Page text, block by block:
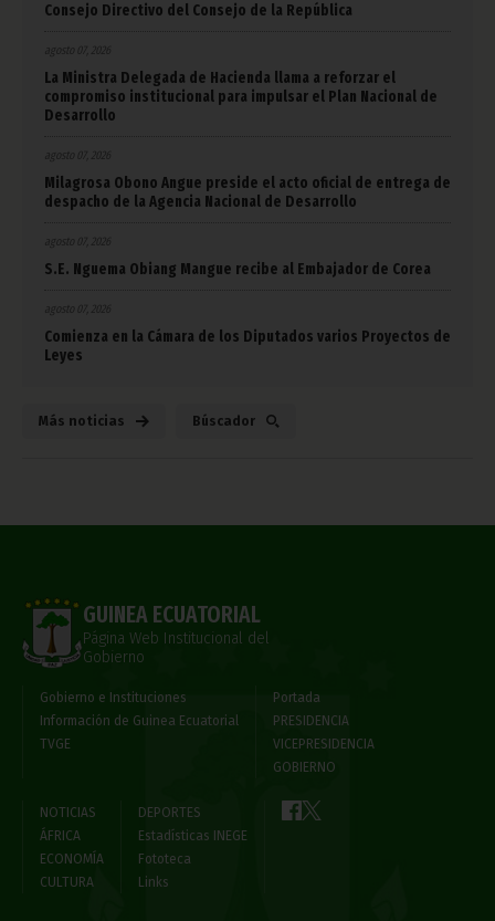
Consejo Directivo del Consejo de la República
agosto 07, 2026
La Ministra Delegada de Hacienda llama a reforzar el
compromiso institucional para impulsar el Plan Nacional de
Desarrollo
agosto 07, 2026
Milagrosa Obono Angue preside el acto oficial de entrega de
despacho de la Agencia Nacional de Desarrollo
agosto 07, 2026
S.E. Nguema Obiang Mangue recibe al Embajador de Corea
agosto 07, 2026
Comienza en la Cámara de los Diputados varios Proyectos de
Leyes
Más noticias Búscador
GUINEA ECUATORIAL
Página Web Institucional del
Gobierno
Gobierno e Instituciones
Información de Guinea Ecuatorial
TVGE
Portada
PRESIDENCIA
VICEPRESIDENCIA
GOBIERNO
NOTICIAS
ÁFRICA
ECONOMÍA
CULTURA
DEPORTES
Estadísticas INEGE
Fototeca
Links